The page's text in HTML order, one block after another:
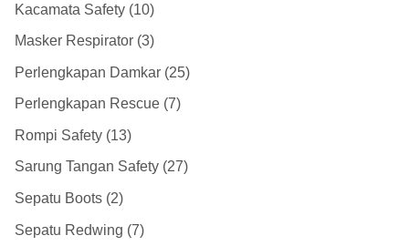
Kacamata Safety 10
Masker Respirator 3
Perlengkapan Damkar 25
Perlengkapan Rescue 7
Rompi Safety 13
Sarung Tangan Safety 27
Sepatu Boots 2
Sepatu Redwing 7